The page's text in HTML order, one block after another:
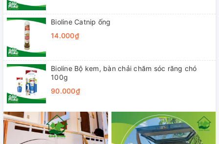
Bioline Catnip ống
14.000₫
Bioline Bộ kem, bàn chải chăm sóc răng chó
100g
90.000₫